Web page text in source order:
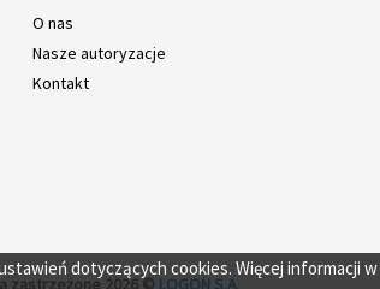
O nas
Nasze autoryzacje
Kontakt
zastrzeżone 2026 © LOGON S.A.
dotyczących cookies. Więcej informacji w